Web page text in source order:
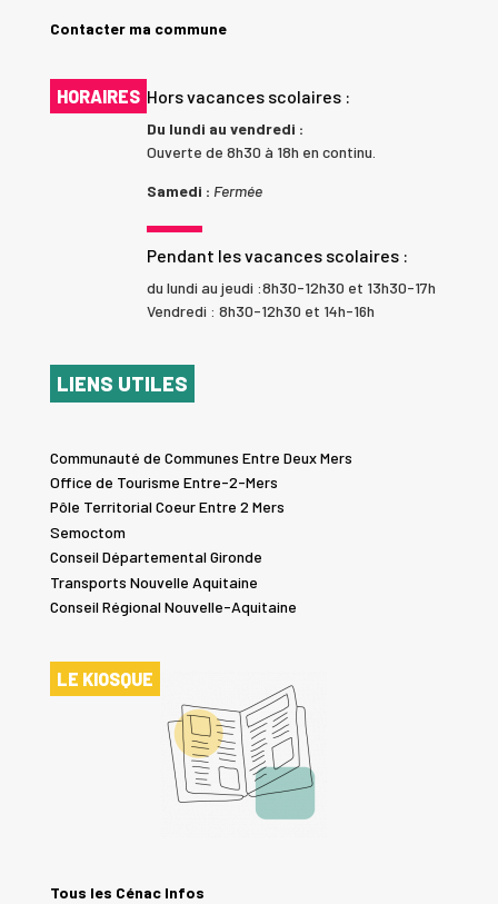
Contacter ma commune
HORAIRES Hors vacances scolaires :
Du lundi au vendredi :
Ouverte de 8h30 à 18h en continu.
Samedi : Fermée
Pendant les vacances scolaires :
du lundi au jeudi :8h30-12h30 et 13h30-17h
Vendredi : 8h30-12h30 et 14h-16h
LIENS UTILES
Communauté de Communes Entre Deux Mers
Office de Tourisme Entre-2-Mers
Pôle Territorial Coeur Entre 2 Mers
Semoctom
Conseil Départemental Gironde
Transports Nouvelle Aquitaine
Conseil Régional Nouvelle-Aquitaine
LE KIOSQUE
Tous les Cénac Infos